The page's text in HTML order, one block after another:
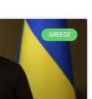
GREECE